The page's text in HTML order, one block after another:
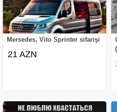
Yayda Batumi turları tez dolur
Erkən rezervasiya = daha sərfəli
Yaz — yerini indi ayırt!
Mersedes, Vito Sprinter sifarişi
21 AZN